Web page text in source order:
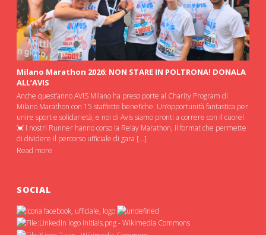
Milano Marathon 2026: NON STARE IN POLTRONA! DONALA
ALL’AVIS
Anche quest’anno AVIS Milano ha preso porte al Charity Program di
Milano Marathon con 15 staffette benefiche. Un’opportunità fantastica per
unire sport e solidarietà, e noi di Avis siamo pronti a correre con il cuore!
💓 I nostri Runner hanno corso la Relay Marathon, il format che permette
di dividere il percorso ufficiale di gara […]
Read more
SOCIAL